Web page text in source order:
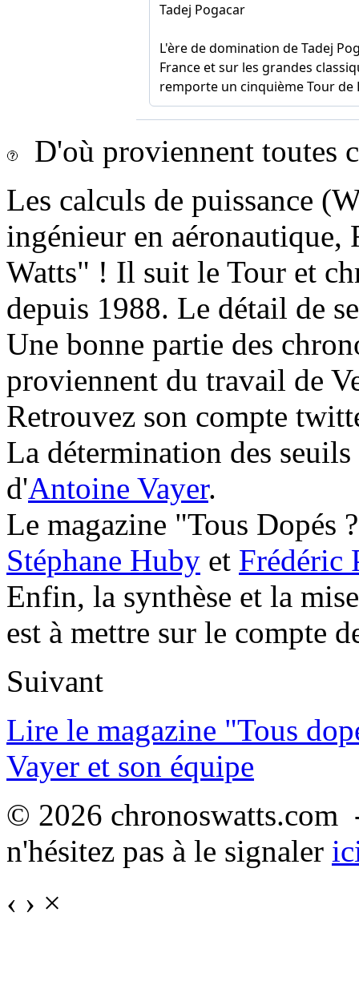
D'où proviennent toutes
Les calculs de puissance
ingénieur en
Watts" ! Il suit le Tour et
depuis 1988. Le détail de
Une bonne partie des
proviennent du travail de
Retrouvez son compte
La détermination des
d'Antoine Vayer.
Le magazine "Tous Dopés
Stéphane Huby et Frédéric
Enfin, la synthèse et la
est à mettre sur le compte
Suivant
Lire le magazine "Tous
Vayer et son équipe
© 2026
n'hésitez pas à le signaler
‹ › ×